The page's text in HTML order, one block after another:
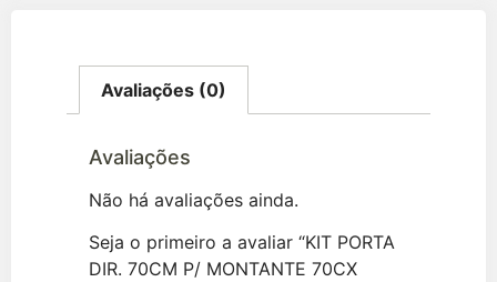
Avaliações (0)
Avaliações
Não há avaliações ainda.
Seja o primeiro a avaliar “KIT PORTA
DIR. 70CM P/ MONTANTE 70CX